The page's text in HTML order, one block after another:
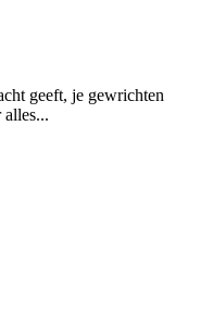
geeft, je gewrichten
alles...